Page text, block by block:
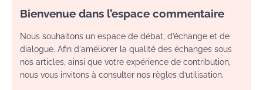
Bienvenue dans l’espace commentaire
Nous souhaitons un espace de débat, d’échange et de
dialogue. Afin d'améliorer la qualité des échanges sous
nos articles, ainsi que votre expérience de contribution,
nous vous invitons à consulter nos règles d’utilisation.